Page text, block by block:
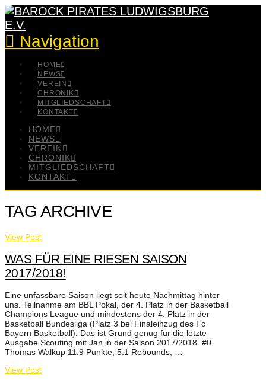
Navigation
HOME
NEWS
VEREIN
CHRONIK
MITGLIEDSCHAFT
KONTAKT
HOME
NEWS
VEREIN
CHRONIK
MITGLIEDSCHAFT
KONTAKT
TAG ARCHIVE
View Post
WAS FÜR EINE RIESEN SAISON
2017/2018!
Eine unfassbare Saison liegt seit heute Nachmittag hinter
uns. Teilnahme am BBL Pokal, der 4. Platz in der Basketball
Champions League und mindestens der 4. Platz in der
Basketball Bundesliga (Platz 3 bei Finaleinzug des Fc
Bayern Basketball). Das ist Grund genug für die letzte
Ausgabe Scouting mit Jan in der Saison 2017/2018. #0
Thomas Walkup 11.9 Punkte, 5.1 Rebounds, …
View Post